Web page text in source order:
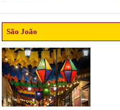
São João